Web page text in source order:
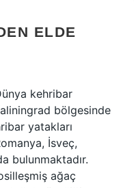
ELDE
kehribar
bölgesinde
yatakları
İsveç,
bulunmaktadır.
ağaç